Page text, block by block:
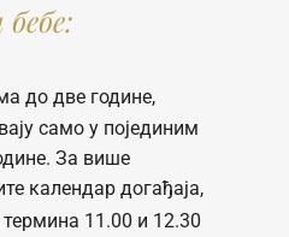
до две године,
само у појединим
За више
календар догађаја,
11.00 и 12.30